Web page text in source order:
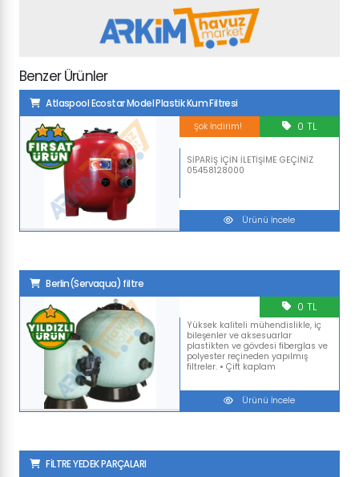
Benzer Ürünler
Atlaspool Ecostar Model Plastik Kum Filtresi
SİPARİŞ İÇİN İLETİŞİME GEÇİNİZ
05458128000
Şok İndirim! 0 TL
Ürünü İncele
Berlin(Servaqua) filtre
Yüksek kaliteli mühendislikle, iç
bileşenler ve aksesuarlar
plastikten ve gövdesi fiberglas ve
polyester reçineden yapılmış
filtreler. • Çift kaplam
0 TL
Ürünü İncele
FİLTRE YEDEK PARÇALARI